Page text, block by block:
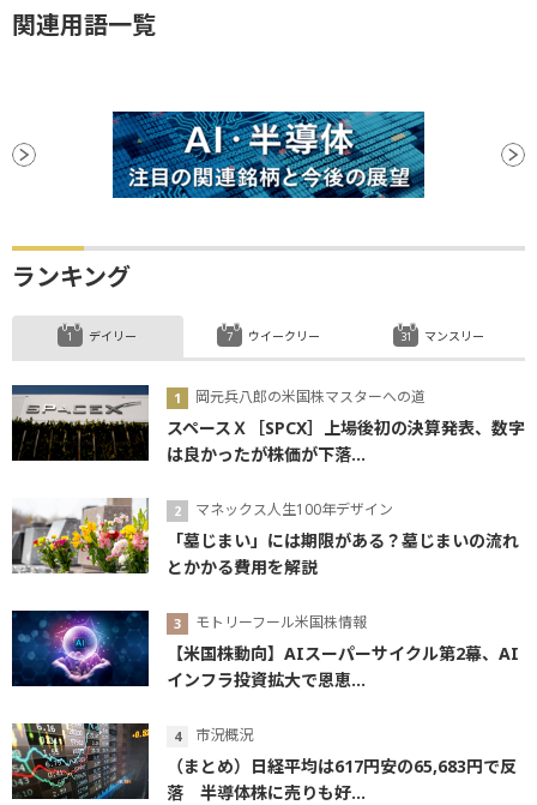
関連用語一覧
ランキング
デイリー
岡元兵八郎の米国株マスターへの道
スペースＸ［SPCX］上場後初の決算発表、数字
は良かったが株価が下落...
マネックス人生100年デザイン
「墓じまい」には期限がある？墓じまいの流れ
とかかる費用を解説
モトリーフール米国株情報
【米国株動向】AIスーパーサイクル第2幕、AI
インフラ投資拡大で恩恵...
市況概況
（まとめ）日経平均は617円安の65,683円で反
落 半導体株に売りも好...
ウイークリー マンスリー